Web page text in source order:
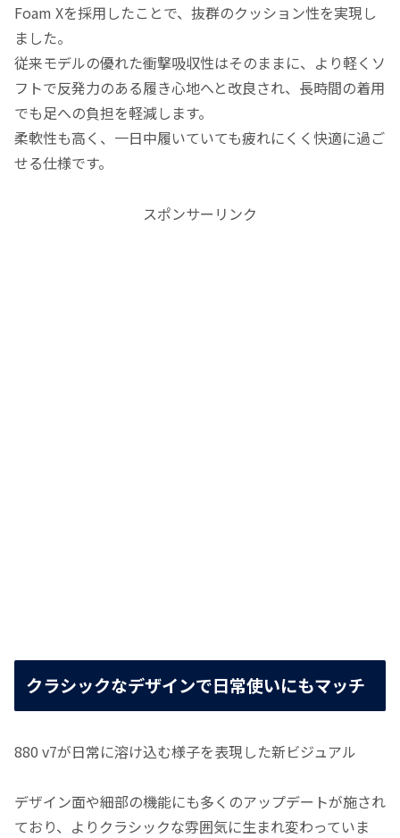
Foam Xを採用したことで、抜群のクッション性を実現し
ました。
従来モデルの優れた衝撃吸収性はそのままに、より軽くソ
フトで反発力のある履き心地へと改良され、長時間の着用
でも足への負担を軽減します。
柔軟性も高く、一日中履いていても疲れにくく快適に過ご
せる仕様です。
スポンサーリンク
クラシックなデザインで日常使いにもマッチ
880 v7が日常に溶け込む様子を表現した新ビジュアル
デザイン面や細部の機能にも多くのアップデートが施され
ており、よりクラシックな雰囲気に生まれ変わっていま